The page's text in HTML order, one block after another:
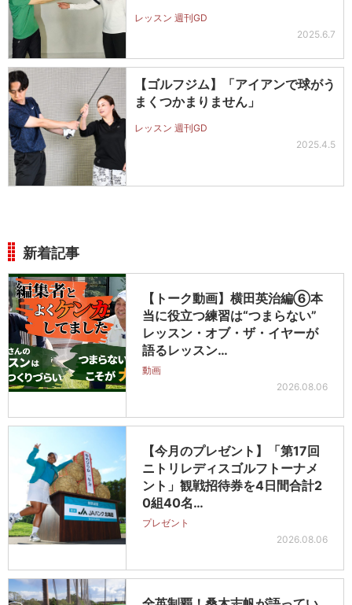
レッスン 週刊GD
2025.6.7
【ゴルフジム】「アイアンで球がう
まくつかまりません」
レッスン 週刊GD
2025.4.5
新着記事
【トーク動画】横田英治編⑥本
当に役立つ練習は“つまらない”
レッスン・オブ・ザ・イヤーが
語るレッスン…
動画
2026.08.06
【今月のプレゼント】「第17回
ニトリレディスゴルフトーナメ
ント」観戦招待券を4日間合計2
0組40名…
プレゼント
2026.08.06